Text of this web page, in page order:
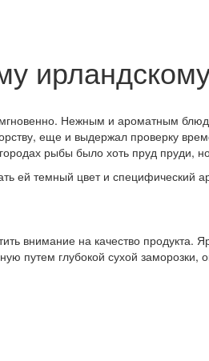
Нежным и ароматным
еще и выдержал проверку
рыбы было хоть пруд пруди,
ей темный цвет и специфический
внимание на качество продукта.
путем глубокой сухой заморозки,